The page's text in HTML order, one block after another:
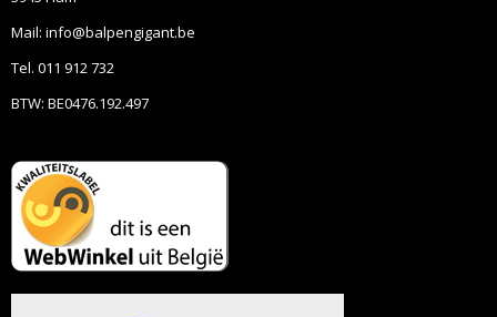
Mail: info@balpengigant.be
Tel. 011 912 732
BTW: BE0476.192.497